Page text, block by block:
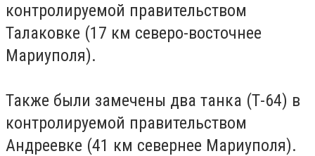
контролируемой правительством
Талаковке (17 км северо-восточнее
Мариуполя).
Также были замечены два танка (Т-64) в
контролируемой правительством
Андреевке (41 км севернее Мариуполя).